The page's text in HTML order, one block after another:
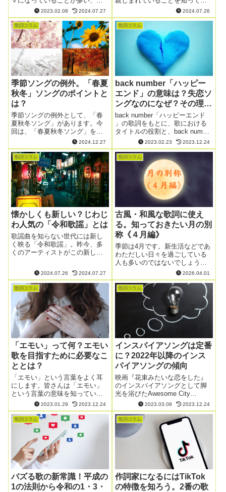
以前の記事で書きました。歌詞
に書かれている「気持ち」とは
どのようなものでしょうか。
2023.02.08 2024.07.27
ますか？今回は、その背景と理
由について詳しく解説します。
2024.07.26
歌詞コラム
季節ソングの例外。「春夏
秋冬」ソングのポイントと
は？
季節ソングの例外として、「春
夏秋冬ソング」があります。今
回は、「春夏秋冬ソング」を書
く際のポイントについてお伝え
します。
2024.12.27
歌詞コラム
back number「ハッピー
エンド」の意味は？失恋ソ
ングなのになぜ？その理由
を考える
back number「ハッピーエンド
」の歌詞をもとに、歌における
タイトルの役割と、back number
の失恋ソングに「ハッピーエン
ド」というタイトルがついてい
る理由について見ていきたいと
思います。
2023.02.23 2023.12.24
歌詞コラム
懐かしくも新しい？じわじ
わ人気の「令和歌謡」とは
歌謡曲を知らない世代には新し
く映る「令和歌謡」。昨今、多
くのアーティストがこの新しい
は、「令和歌謡」とは何か、そ
の魅力と人気の秘密に迫りま
す。
2024.07.26 2024.07.27
歌詞コラム
古風・和風な歌詞に使え
る。知っておきたい月の別
称《４月編》
季節は4月です。新生活などであ
わただしい日々を過ごしている
人も多いのではないでしょう
か。 4月にもいろいろな別称があ
ります。「卯月」という言葉は
もしかしたら聞いたことがある
かもしれません。しかしその他
にもたくさんの別称があるのを
知っています...
2026.04.01
歌詞コラム
「エモい」って何？エモい
歌を目指すために必要なこ
ととは？
「エモい」という言葉をよく耳
にします。皆さんは「エモい」
という言葉の意味を知っていま
すか？「エモい歌詞」を目指す
ために必要なことについて考え
ていきましょう。
2023.01.29 2023.12.24
歌詞コラム
インスパイアソングは定番
に？2022年以降のインス
パイアソングの傾向
映画『花束みたいな恋をした』
のインスパイアソングとして脚
光を浴びたAwesome City
Club「勿忘（わすれな）」を皮
切りに、インスパイアソングと
呼ばれる楽曲が増えてきまし
た。今回は、2022年以降のイン
スパイアソングについて解説し
2023.03.08 2023.12.24
歌詞コラム
バズる歌の新常識！平成の
1の法則から令和の1・3・
歌詞コラム
作詞家になるにはTikTok
の特徴を知ろう。2番の歌